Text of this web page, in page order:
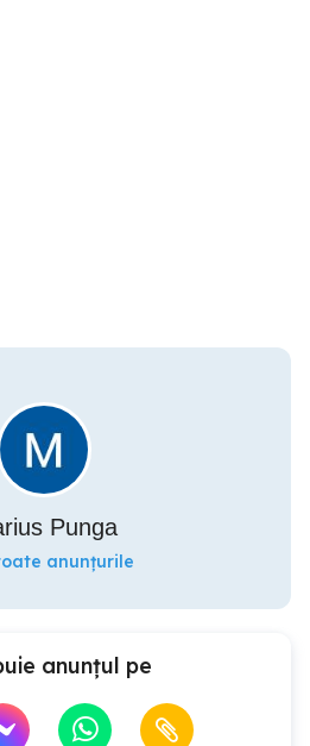
Punga
anunțurile
anunțul pe